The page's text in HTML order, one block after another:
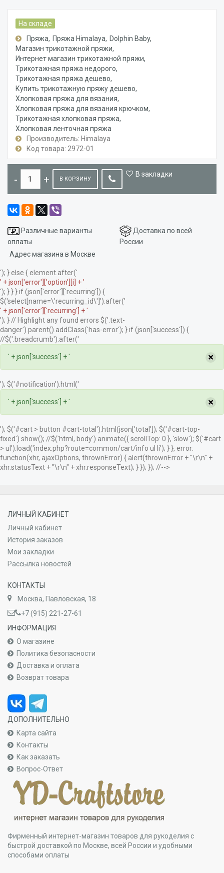
На складе
Пряжа
Пряжа Himalaya
Dolphin Baby
Магазин трикотажной пряжи
Интернет магазин трикотажной пряжи
Трикотажная пряжа недорого
Трикотажная пряжа дешево
Купить трикотажную пряжу дешево
Хлопковая пряжа для вязания
Хлопковая пряжа для вязания крючком
Трикотажная хлопковая пряжа
Хлопковая ленточная пряжа
Производитель: Himalaya
Код товара: 2972-01
В КОРЗИНУ
В закладки
Различные варианты
оплаты
Доставка по всей
России
Адрес магазина в Москве
'); } else { element.after('
' + json['error']['option'][i] + '
'); } } } if (json['error']['recurring']) {
$('select[name=\'recurring_id\']').after('
' + json['error']['recurring'] + '
'); } // Highlight any found errors $('.text-
danger').parent().addClass('has-error'); } if (json['success']) {
//$('.breadcrumb').after('
' + json['success'] + ' ×
'); $('#notification').html('
' + json['success'] + ' ×
'); $('#cart > button #cart-total').html(json['total']); $('#cart-top-
fixed').show(); //$('html, body').animate({ scrollTop: 0 }, 'slow'); $('#cart
> ul').load('index.php?route=common/cart/info ul li'); } }, error:
function(xhr, ajaxOptions, thrownError) { alert(thrownError + "\r\n" +
xhr.statusText + "\r\n" + xhr.responseText); } }); }); //-->
ЛИЧНЫЙ КАБИНЕТ
Личный кабинет
История заказов
Мои закладки
Рассылка новостей
КОНТАКТЫ
Москва, Павловская, 18
+7 (915) 221-27-61
ИНФОРМАЦИЯ
О магазине
Политика безопасности
Доставка и оплата
Возврат товара
ДОПОЛНИТЕЛЬНО
Карта сайта
Контакты
Как заказать
Вопрос-Ответ
Фирменный интернет-магазин товаров для рукоделия с
быстрой доставкой по Москве, всей России и удобными
способами оплаты